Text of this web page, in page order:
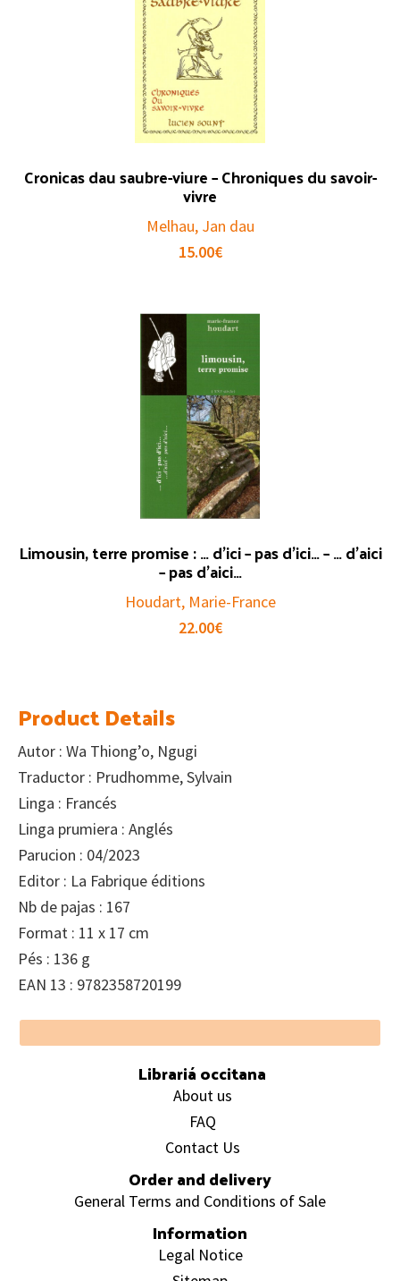
Cronicas dau saubre-viure – Chroniques du savoir-
vivre
Melhau, Jan dau
15.00€
Limousin, terre promise : … d’ici – pas d’ici… – … d’aici
– pas d’aici…
Houdart, Marie-France
22.00€
Product Details
Autor : Wa Thiong’o, Ngugi
Traductor : Prudhomme, Sylvain
Linga : Francés
Linga prumiera : Anglés
Parucion : 04/2023
Editor : La Fabrique éditions
Nb de pajas : 167
Format : 11 x 17 cm
Pés : 136 g
EAN 13 : 9782358720199
Footer
Librariá occitana
About us
FAQ
Contact Us
Order and delivery
General Terms and Conditions of Sale
Information
Legal Notice